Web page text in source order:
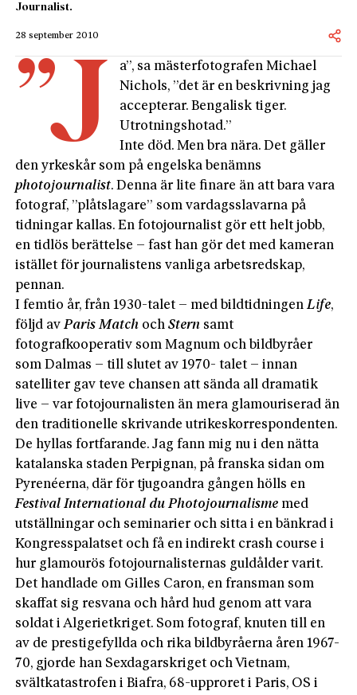
Journalist.
28 september 2010
”J
a”, sa mästerfotografen Michael
Nichols, ”det är en beskrivning jag
accepterar. Bengalisk tiger.
Utrotningshotad.”
Inte död. Men bra nära. Det gäller
den yrkeskår som på engelska benämns
photojournalist. Denna är lite finare än att bara vara
fotograf, ”plåtslagare” som vardagsslavarna på
tidningar kallas. En fotojournalist gör ett helt jobb,
en tidlös berättelse – fast han gör det med kameran
istället för journalistens vanliga arbetsredskap,
pennan.
I femtio år, från 1930-talet – med bildtidningenLife,
följd avParis Match ochStern samt
fotografkooperativ som Magnum och bildbyråer
som Dalmas – till slutet av 1970- talet – innan
satelliter gav teve chansen att sända all dramatik
live – var fotojournalisten än mera glamouriserad än
den traditionelle skrivande utrikeskorrespondenten.
De hyllas fortfarande. Jag fann mig nu i den nätta
katalanska staden Perpignan, på franska sidan om
Pyrenéerna, där för tjugoandra gången hölls en
Festival International du Photojournalisme med
utställningar och seminarier och sitta i en bänkrad i
Kongresspalatset och få en indirekt crash course i
hur glamourös fotojournalisternas guldålder varit.
Det handlade om Gilles Caron, en fransman som
skaffat sig resvana och hård hud genom att vara
soldat i Algerietkriget. Som fotograf, knuten till en
av de prestigefyllda och rika bildbyråerna åren 1967-
70, gjorde han Sexdagarskriget och Vietnam,
svältkatastrofen i Biafra, 68-upproret i Paris, OS i